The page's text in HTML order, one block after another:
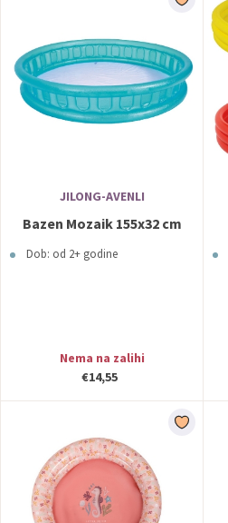
JILONG-AVENLI
Bazen Mozaik 155x32 cm
Dob: od 2+ godine
Nema na zalihi
€14,55